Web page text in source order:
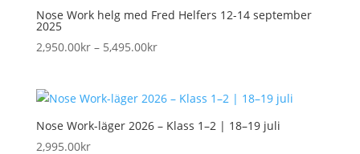
Nose Work helg med Fred Helfers 12-14 september
2025
2,950.00kr – 5,495.00krPrisintervall:
5,495.00kr
Nose Work-läger 2026 – Klass 1–2 | 18–19 juli
2,995.00kr